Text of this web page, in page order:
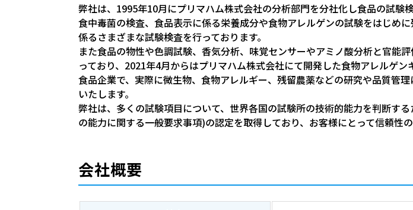
弊社は、1995年10月にプリマハム株式会社の分析部門を分社化し食品の試
食中毒菌の検査、食品表示に係る栄養成分や食物アレルゲンの試験をはじめ
係るさまざまな試験検査を行っております。
また食品の物性や色調試験、香気分析、味覚センサーやアミノ酸分析と官能
っており、2021年4月からはプリマハム株式会社にて開発した食物アレルゲン
食品企業で、実際に微生物、食物アレルギー、残留農薬などの研究や品質管
いたします。
弊社は、多くの試験項目について、世界各国の試験所の技術的能力を判断す
の能力に関する一般要求事項)の認定を取得しており、お客様にとって信頼性
会社概要